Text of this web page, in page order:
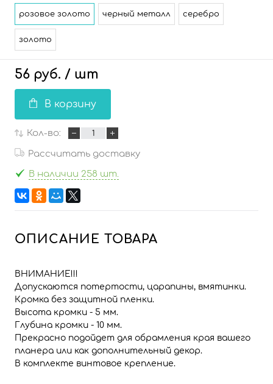
розовое золото черный металл серебро
золото
56 руб. / шт
В корзину
Кол-во:
Рассчитать доставку
В наличии 258 шт.
ОПИСАНИЕ ТОВАРА
ВНИМАНИЕ!!!
Допускаются потертости, царапины, вмятинки.
Кромка без защитной пленки.
Высота кромки - 5 мм.
Глубина кромки - 10 мм.
Прекрасно подойдет для обрамления края вашего
планера или как дополнительный декор.
В комплекте винтовое крепление.